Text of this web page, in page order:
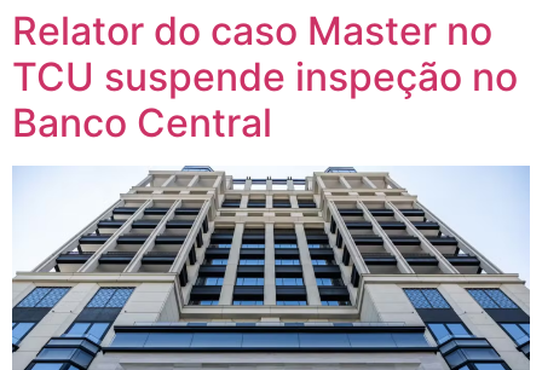
Relator do caso Master no
TCU suspende inspeção no
Banco Central